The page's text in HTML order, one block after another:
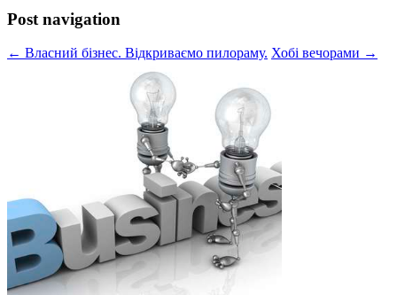
Post navigation
← Власний бізнес. Відкриваємо пилораму. Хобі вечорами →